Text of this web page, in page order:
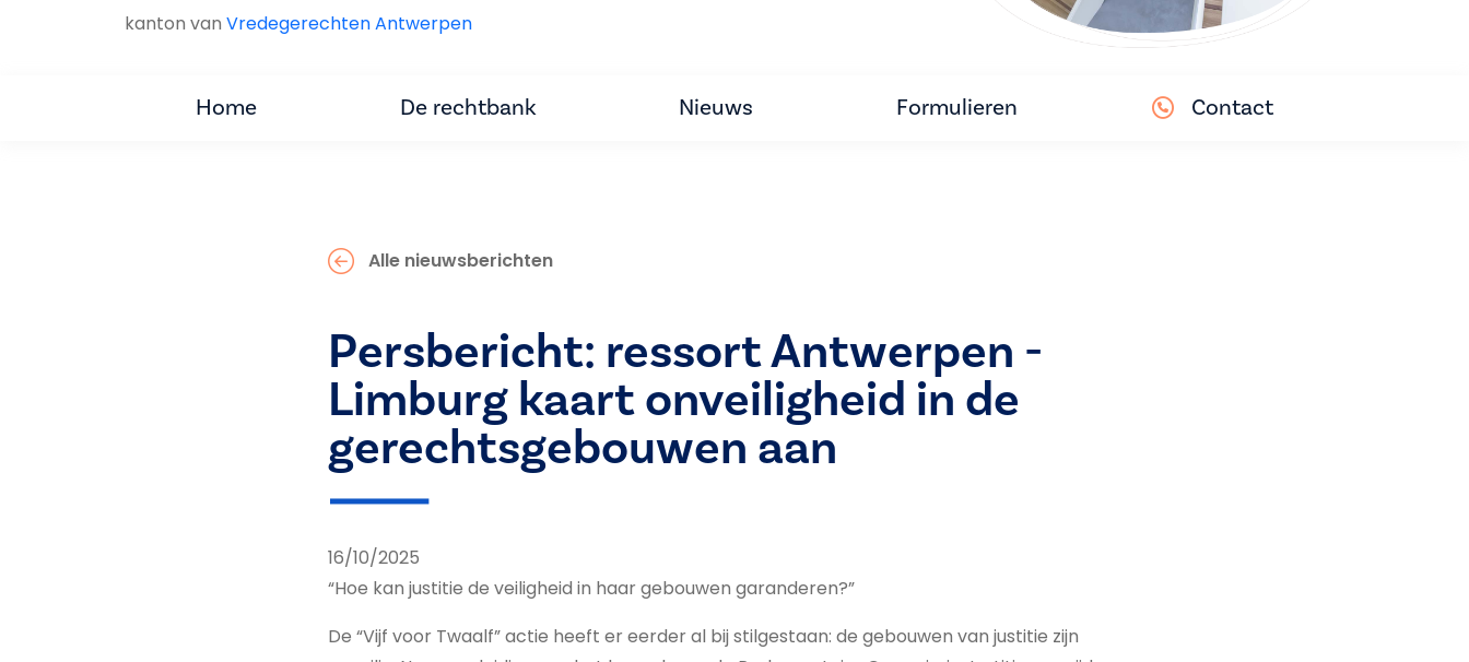
kanton van Vredegerechten Antwerpen
Home De rechtbank Nieuws Formulieren Contact
Alle nieuwsberichten
Persbericht: ressort Antwerpen -
Limburg kaart onveiligheid in de
gerechtsgebouwen aan
16/10/2025
“Hoe kan justitie de veiligheid in haar gebouwen garanderen?”
De “Vijf voor Twaalf” actie heeft er eerder al bij stilgestaan: de gebouwen van justitie zijn